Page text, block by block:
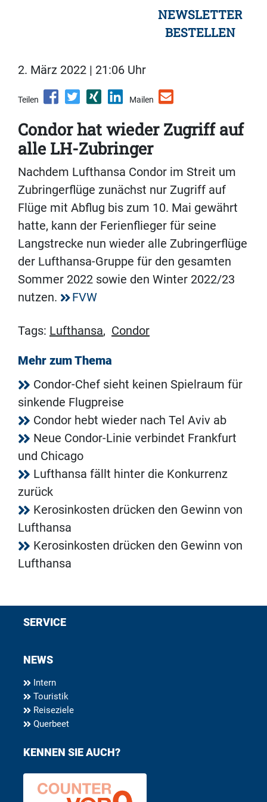
NEWSLETTER
BESTELLEN
2. März 2022 | 21:06 Uhr
Teilen Mailen
Condor hat wieder Zugriff auf
alle LH-Zubringer
Nachdem Lufthansa Condor im Streit um
Zubringerflüge zunächst nur Zugriff auf
Flüge mit Abflug bis zum 10. Mai gewährt
hatte, kann der Ferienflieger für seine
Langstrecke nun wieder alle Zubringerflüge
der Lufthansa-Gruppe für den gesamten
Sommer 2022 sowie den Winter 2022/23
nutzen.
FVW
Tags: Lufthansa, Condor
Mehr zum Thema
Condor-Chef sieht keinen Spielraum für
sinkende Flugpreise
Condor hebt wieder nach Tel Aviv ab
Neue Condor-Linie verbindet Frankfurt
und Chicago
Lufthansa fällt hinter die Konkurrenz
zurück
Kerosinkosten drücken den Gewinn von
Lufthansa
Kerosinkosten drücken den Gewinn von
Lufthansa
SERVICE
NEWS
Intern
Touristik
Reiseziele
Querbeet
KENNEN SIE AUCH?